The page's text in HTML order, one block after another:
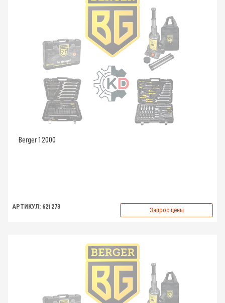
Berger 12000
АРТИКУЛ: 621273 Запрос цены